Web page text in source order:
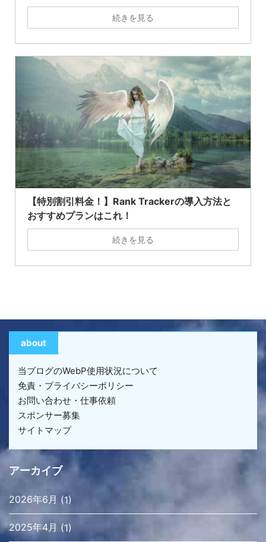
続きを見る
【特別割引料金！】Rank Trackerの導入方法と
おすすめプランはこれ！
続きを見る
about
当ブログのWebP使用状況について
免責・プライバシーポリシー
お問い合わせ・仕事依頼
スポンサー募集
サイトマップ
アーカイブ
2026年6月 (1)
2025年4月 (1)